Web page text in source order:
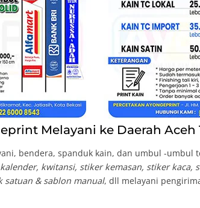
Melayani ke Daerah
bendera, spanduk kain, dan umbul -umbul
kwitansi, stiker kemasan, stiker kaca,
satuan & sablon manual, dll melayani